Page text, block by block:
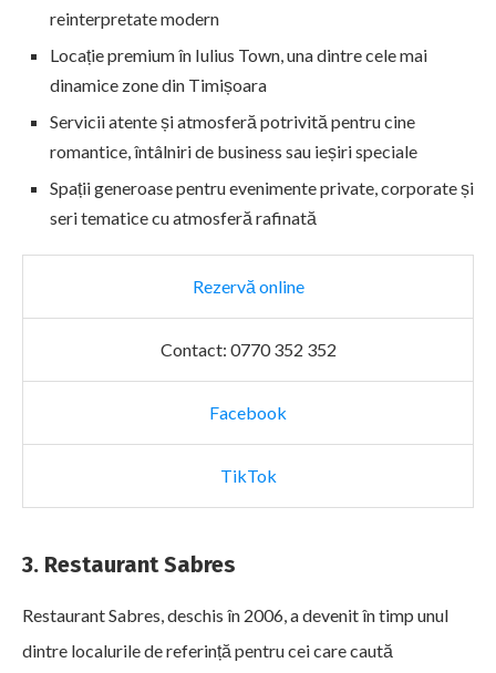
reinterpretate modern
Locație premium în Iulius Town, una dintre cele mai
dinamice zone din Timișoara
Servicii atente și atmosferă potrivită pentru cine
romantice, întâlniri de business sau ieșiri speciale
Spații generoase pentru evenimente private, corporate și
seri tematice cu atmosferă rafinată
Rezervă online
Contact: 0770 352 352
Facebook
TikTok
3. Restaurant Sabres
Restaurant Sabres, deschis în 2006, a devenit în timp unul
dintre localurile de referință pentru cei care caută